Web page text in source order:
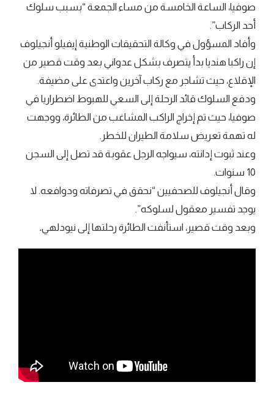
صوفيا، الساعة الخامسة من مساء الجمعة “بسبب سلوك
أحد الركاب”.
وأفاد المسؤول في وكالة التحقيقات الوطنية إيفيلو أنجيلوف
إن راكبا هنديا بدأ يتصرف بشكل عدواني بعد وقت قصير من
الإقلاع، حيث تشاجر مع ركاب آخرين واعتدى على مضيفة.
ودفع السلوك قائد الرحلة إلى السعي للهبوط اضطراريا في
صوفيا، حيث تم إخراج الراكب المشاغب من الطائرة، ووجهت
له تهمة تعريض سلامة الطيران للخطر.
وعند ثبوت إدانته، سيواجه الرجل عقوبة قد تصل إلى السجن
10 سنوات.
وقال أنجيلوف للصحفيين “نحقق في تصرفاته ودوافعه. لا
يوجد تفسير معقول لسلوكه”.
وبعد وقت قصير، استأنفت الطائرة رحلتها إلى نيودلهي.